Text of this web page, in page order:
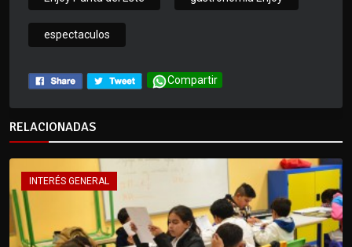
espectaculos
Compartir
RELACIONADAS
INTERÉS GENERAL